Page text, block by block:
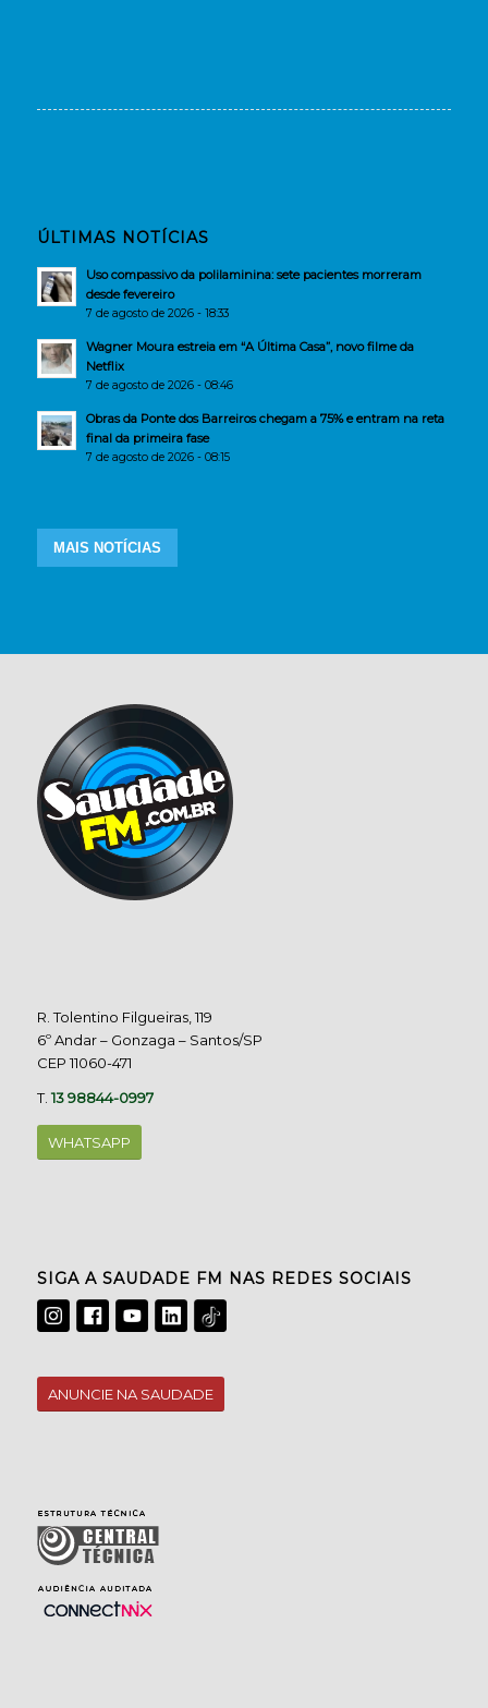
ÚLTIMAS NOTÍCIAS
Uso compassivo da polilaminina: sete pacientes morreram
desde fevereiro
7 de agosto de 2026 - 18:33
Wagner Moura estreia em “A Última Casa”, novo filme da
Netflix
7 de agosto de 2026 - 08:46
Obras da Ponte dos Barreiros chegam a 75% e entram na reta
final da primeira fase
7 de agosto de 2026 - 08:15
MAIS NOTÍCIAS
R. Tolentino Filgueiras, 119
6º Andar – Gonzaga – Santos/SP
CEP 11060-471
T.13 98844-0997
WHATSAPP
SIGA A SAUDADE FM NAS REDES SOCIAIS
ANUNCIE NA SAUDADE